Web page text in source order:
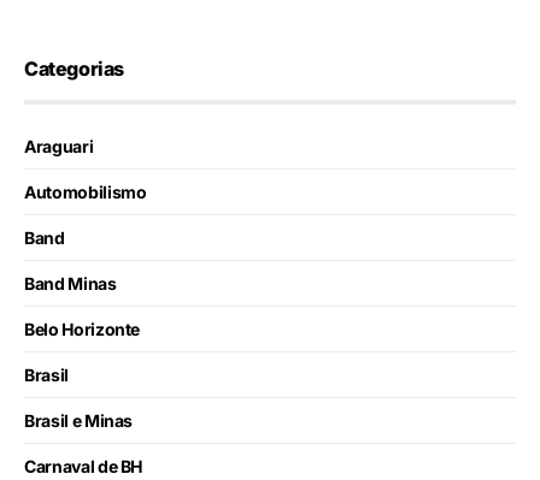
Categorias
Araguari
Automobilismo
Band
Band Minas
Belo Horizonte
Brasil
Brasil e Minas
Carnaval de BH